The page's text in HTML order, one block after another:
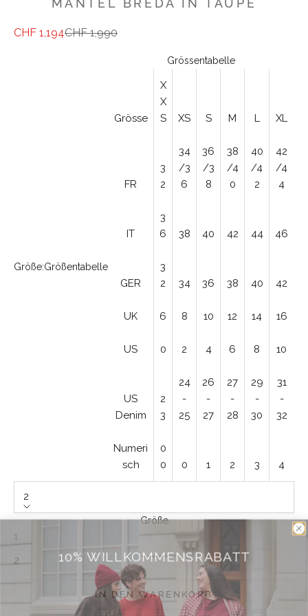
MANTEL BREDA IN TAUPE
Angebot
CHF 1,194Regulärer Preis
CHF 1,990
Größe:Größentabelle
Grössentabelle
Grösse
X
X
S
XS S M L XL
FR
3
2
34
/3
6
36
/3
8
38
/4
0
40
/4
2
42
/4
4
IT
3
6
38 40 42 44 46
GER
3
2
34 36 38 40 42
UK 6 8 10 12 14 16
US 0 2 4 6 8 10
US
Denim
2
3
24
-
25
26
-
27
27
-
28
29
-
30
31
-
32
Numeri
sch
0
0
0 1 2 3 4
2
Größe
1
2
IN DEN WARENKORB
10% WILLKOMMENSRABATT